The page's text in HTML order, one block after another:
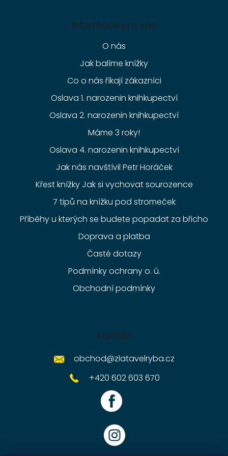
Informace pro vás
O nás
Jak balíme knížky
Co o nás říkají zákazníci
Oslava 1. narozenin knihkupectví
Oslava 2. narozenin knihkupectví
Máme 3 roky!
Oslava 4. narozenin knihkupectví
Jak nás navštívil Petr Horáček
Křest knížky Jak si vychovat sourozence
7 tipů na knížku pod stromeček
Příběhy u kterých se budete popadat za břicho
Doprava a platba
Časté dotazy
Podmínky ochrany o. ú.
Obchodní podmínky
Kontakt
obchod@zlatavelryba.cz
+420 602 603 670